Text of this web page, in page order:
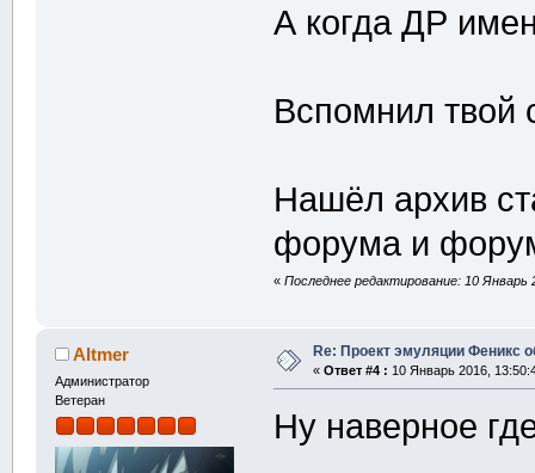
А когда ДР
Вспомнил твой
Нашёл архив
форума и
«Последнее редактирование: 10 Январь
Altmer
Администратор
Ветеран
Re: Проект эмуляции Феникс
« Ответ #4 : 10 Январь 2016,
Ну наверное